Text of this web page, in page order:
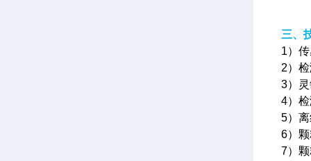
三、
1）
2）
3）
4）
5）
6）
7）